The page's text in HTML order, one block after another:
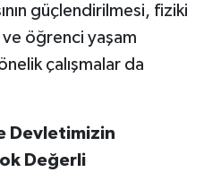
güçlendirilmesi, fiziki
ve öğrenci yaşam
çalışmalar da
Devletimizin
Değerli